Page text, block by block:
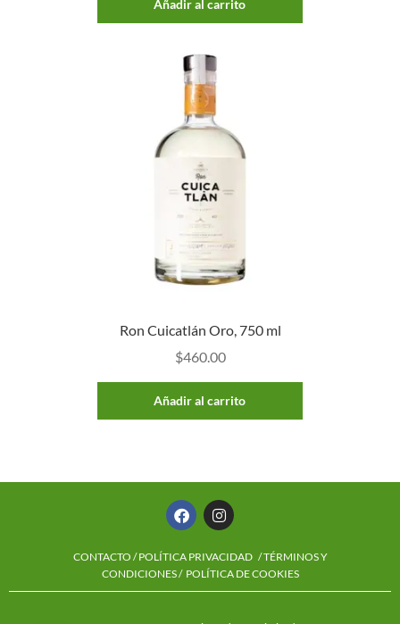
Añadir al carrito
Ron Cuicatlán Oro, 750 ml
$460.00
Añadir al carrito
CONTACTO /POLÍTICA PRIVACIDAD / TÉRMINOS Y
CONDICIONES / POLÍTICA DE COOKIES